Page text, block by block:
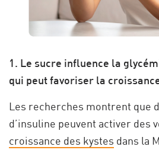
1. Le sucre influence la
qui peut favoriser la
Les recherches montrent que
d’insuline peuvent activer des
croissance des kystes dans la